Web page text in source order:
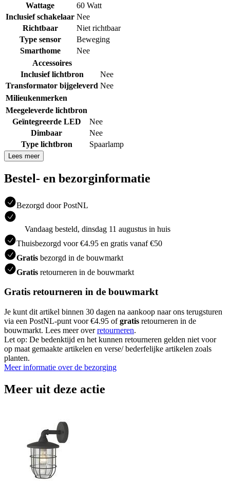
Wattage
60 Watt
Inclusief schakelaar Nee
Richtbaar
Niet richtbaar
Type sensor
Beweging
Smarthome
Nee
Accessoires
Inclusief lichtbron
Nee
Transformator bijgeleverd Nee
Milieukenmerken
Meegeleverde lichtbron
Geïntegreerde LED
Nee
Dimbaar
Nee
Type lichtbron
Spaarlamp
Lees meer
Bestel- en bezorginformatie
Bezorgd door PostNL
Vandaag besteld, dinsdag 11 augustus in huis
Thuisbezorgd voor €4.95 en gratis vanaf €50
Gratis bezorgd in de bouwmarkt
Gratis retourneren in de bouwmarkt
Gratis retourneren in de bouwmarkt
Je kunt dit artikel binnen 30 dagen na aankoop naar ons terugsturen
via een PostNL-punt voor €4.95 ofgratis retourneren in de
bouwmarkt. Lees meer overretourneren.
Let op: De bedenktijd en het kunnen retourneren gelden niet voor
op maat gemaakte artikelen en verse/ bederfelijke artikelen zoals
planten.
Meer informatie over de bezorging
Meer uit deze actie